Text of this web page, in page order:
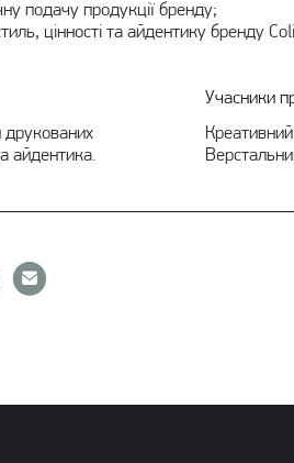
подачу продукції бренду;
цінності та айдентику бренду
друкованих
айдентика.
Учасники